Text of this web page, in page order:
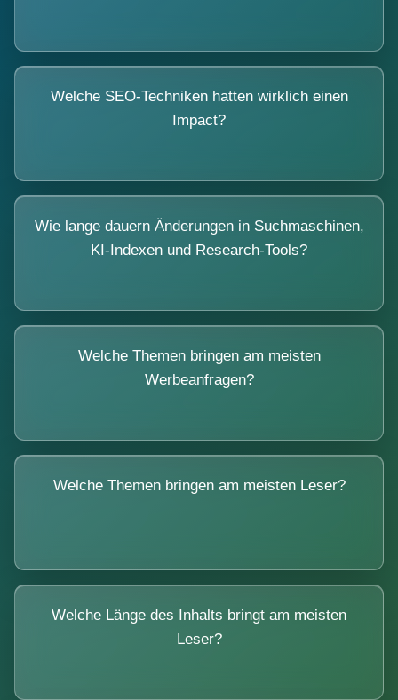
Welche SEO-Techniken hatten wirklich einen
Impact?
Wie lange dauern Änderungen in Suchmaschinen,
KI-Indexen und Research-Tools?
Welche Themen bringen am meisten
Werbeanfragen?
Welche Themen bringen am meisten Leser?
Welche Länge des Inhalts bringt am meisten
Leser?